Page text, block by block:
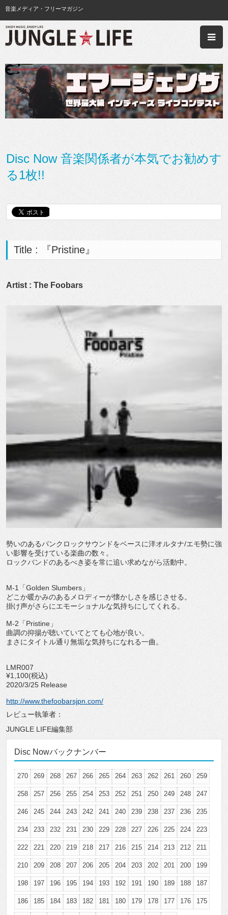
音楽メディア・フリーマガジン
Disc Now 音楽関係者が本気でお勧めす
る1枚!!
Title : 『Pristine』
Artist : The Foobars
勢いのあるパンクロックサウンドをベースに洋オルタナ/エモ勢に強
い影響を受けている楽曲の数々。
ロックバンドのあるべき姿を常に追い求めながら活動中。
M-1「Golden Slumbers」
どこか暖かみのあるメロディーが懐かしさを感じさせる。
掛け声がさらにエモーショナルな気持ちにしてくれる。
M-2「Pristine」
曲調の抑揚が聴いていてとても心地が良い。
まさにタイトル通り無垢な気持ちになれる一曲。
LMR007
¥1,100(税込)
2020/3/25 Release
http://www.thefoobarsjpn.com/
レビュー執筆者：
JUNGLE LIFE編集部
Disc Nowバックナンバー
270 269 268 267 266 265 264 263 262 261 260 259
258 257 256 255 254 253 252 251 250 249 248 247
246 245 244 243 242 241 240 239 238 237 236 235
234 233 232 231 230 229 228 227 226 225 224 223
222 221 220 219 218 217 216 215 214 213 212 211
210 209 208 207 206 205 204 203 202 201 200 199
198 197 196 195 194 193 192 191 190 189 188 187
186 185 184 183 182 181 180 179 178 177 176 175